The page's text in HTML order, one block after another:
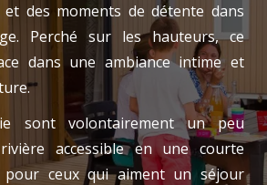
des moments de détente dans
Perché sur les hauteurs, ce
dans une ambiance intime et
sont volontairement un peu
accessible en une courte
ceux qui aiment un séjour